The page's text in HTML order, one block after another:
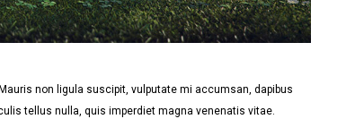
non ligula suscipit, vulputate mi accumsan, dapibus
tellus nulla, quis imperdiet magna venenatis vitae.